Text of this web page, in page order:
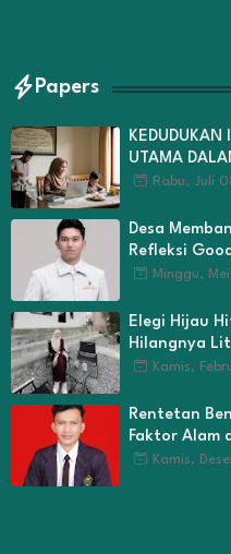
Papers
KEDUDUKAN
UTAMA
KELUARGA
Rabu, Juli
Desa
Refleksi
Pengelolaan
Minggu,
Elegi Hijau
Hilangnya
Kamis,
Rentetan
Faktor Alam
Kamis,